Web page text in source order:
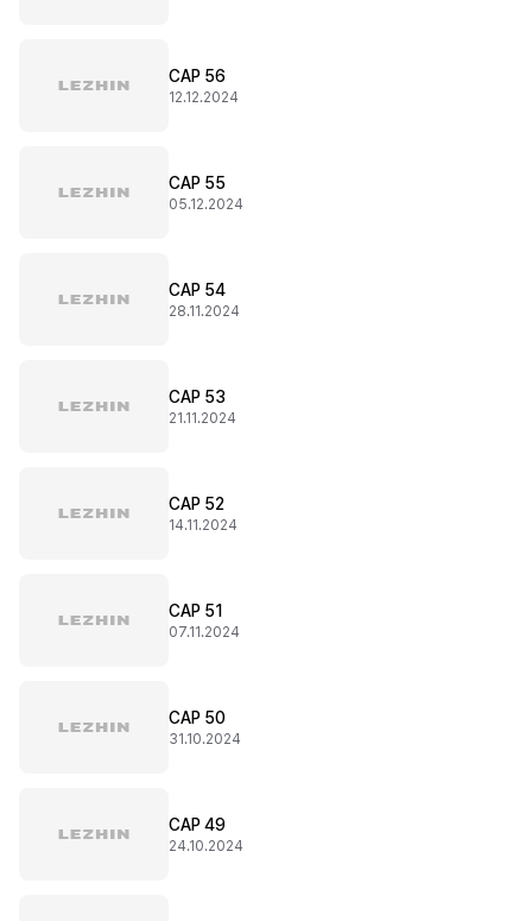
CAP 56
12.12.2024
CAP 55
05.12.2024
CAP 54
28.11.2024
CAP 53
21.11.2024
CAP 52
14.11.2024
CAP 51
07.11.2024
CAP 50
31.10.2024
CAP 49
24.10.2024